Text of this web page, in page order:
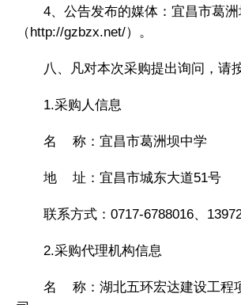
4、公告发布的媒体：宜昌市葛洲
（http://gzbzx.net/）。
八、凡对本次采购提出询问，请
1.采购人信息
名 称：宜昌市葛洲坝中学
地 址：宜昌市城东大道51号
联系方式：0717-6788016、
2.采购代理机构信息
名 称：湖北五环宏达建设工程